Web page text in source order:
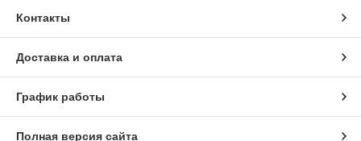
Контакты
Доставка и оплата
График работы
Полная версия сайта